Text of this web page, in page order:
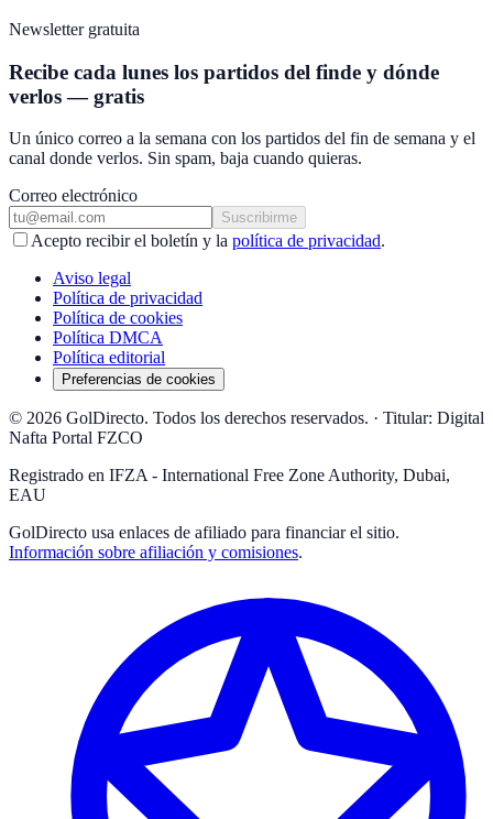
Newsletter gratuita
Recibe cada lunes los partidos del finde y dónde
verlos — gratis
Un único correo a la semana con los partidos del fin de semana y el
canal donde verlos. Sin spam, baja cuando quieras.
Correo electrónico
Suscribirme
Acepto recibir el boletín y la política de privacidad.
Aviso legal
Política de privacidad
Política de cookies
Política DMCA
Política editorial
Preferencias de cookies
© 2026 GolDirecto. Todos los derechos reservados. · Titular: Digital
Nafta Portal FZCO
Registrado en IFZA - International Free Zone Authority, Dubai,
EAU
GolDirecto usa enlaces de afiliado para financiar el sitio.
Información sobre afiliación y comisiones.